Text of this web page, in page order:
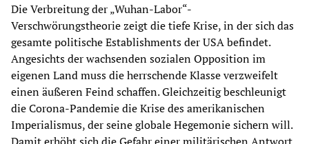
Die Verbreitung der „Wuhan-Labor“-
Verschwörungstheorie zeigt die tiefe Krise, in der sich das
gesamte politische Establishments der USA befindet.
Angesichts der wachsenden sozialen Opposition im
eigenen Land muss die herrschende Klasse verzweifelt
einen äußeren Feind schaffen. Gleichzeitig beschleunigt
die Corona-Pandemie die Krise des amerikanischen
Imperialismus, der seine globale Hegemonie sichern will.